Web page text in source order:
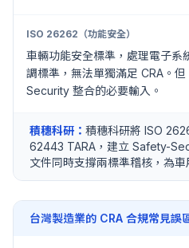
ISO 26262（功能安全）
車輛功能安全標準，處理電子系
調標準，無法單獨滿足 CRA。
Security 整合的必要輸入。
積穗科研： 積穗科研將 ISO
62443 TARA，建立 Safety-
文件同時支撐兩標準稽核，為車
台灣製造業的 CRA 合規常見誤